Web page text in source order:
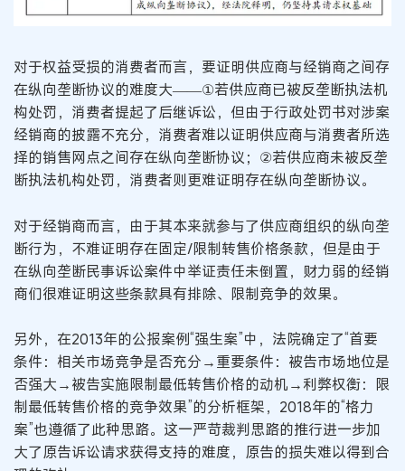
对于权益受损的消费者而言，要证明供应商与经销商之间存
在纵向垄断协议的难度大——①若供应商已被反垄断执法机
构处罚，消费者提起了后继诉讼，但由于行政处罚书对涉案
经销商的披露不充分，消费者难以证明供应商与消费者所选
择的销售网点之间存在纵向垄断协议；②若供应商未被反垄
断执法机构处罚，消费者则更难证明存在纵向垄断协议。
对于经销商而言，由于其本来就参与了供应商组织的纵向垄
断行为，不难证明存在固定/限制转售价格条款，但是由于
在纵向垄断民事诉讼案件中举证责任未倒置，财力弱的经销
商们很难证明这些条款具有排除、限制竞争的效果。
另外，在2013年的公报案例“强生案”中，法院确定了“首要
条件：相关市场竞争是否充分→重要条件：被告市场地位是
否强大→被告实施限制最低转售价格的动机→利弊权衡：限
制最低转售价格的竞争效果”的分析框架，2018年的“格力
案”也遵循了此种思路。这一严苛裁判思路的推行进一步加
大了原告诉讼请求获得支持的难度，原告的损失难以得到合